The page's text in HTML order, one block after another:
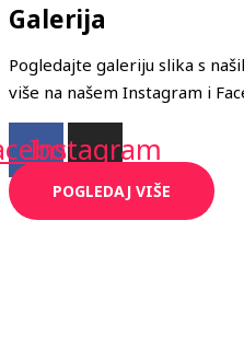
Galerija
Pogledajte galeriju slika s
više na našem Instagram i
Instagram
POGLEDAJ VIŠE